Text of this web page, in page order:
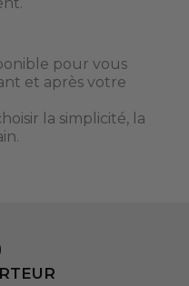
pour vous
et après votre
la simplicité, la